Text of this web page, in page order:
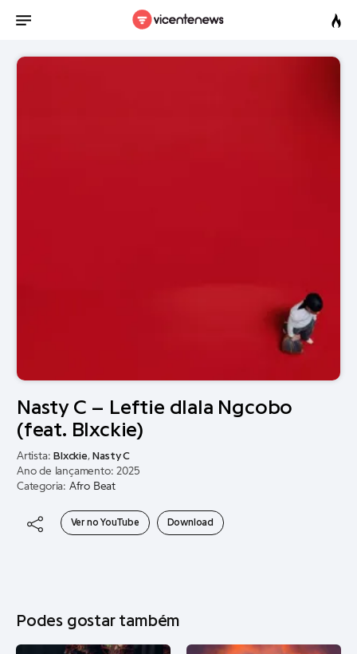
Nasty C – Leftie dlala Ngcobo
(feat. Blxckie)
Artista: Blxckie, Nasty C
Ano de lançamento: 2025
Categoria: Afro Beat
Ver no YouTube Download
Podes gostar também